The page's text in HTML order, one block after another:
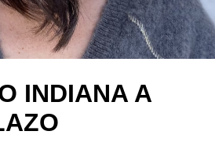
INDIANA A